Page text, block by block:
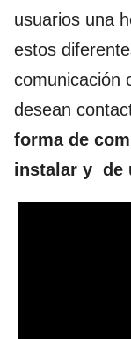
usuarios una
estos
comunicación
desean
forma de
instalar y de